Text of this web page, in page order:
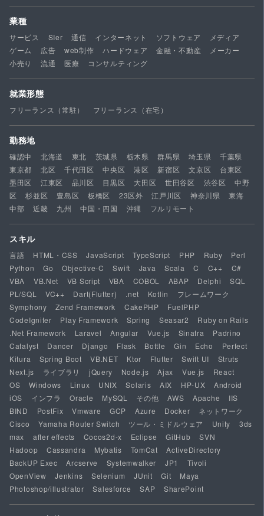
業種
サービス SIer 通信 インターネット ソフトウェア
メディア
ゲーム
広告 web制作 ハードウェア 金融・不動産
メーカー
小売り
流通 医療 コンサルティング
就業形態
フリーランス（常駐） フリーランス（在宅）
勤務地
確認中 北海道 東北 茨城県 栃木県 群馬県 埼玉県
千葉県
東京都
北区 千代田区 中央区 港区 新宿区 文京区
台東区
墨田区
江東区 品川区 目黒区 大田区 世田谷区 渋谷区
中野
区
杉並区 豊島区 板橋区 23区外 江戸川区 神奈川県
東海
中部
近畿 九州 中国・四国 沖縄 フルリモート
スキル
言語 HTML・CSS JavaScript TypeScript PHP Ruby
Perl
Python
Go Objective-C Swift Java Scala C C++
C#
VBA
VB.Net VB Script VBA COBOL ABAP Delphi
SQL
PL/SQL
VC++ Dart(Flutter) .net Kotlin
フレームワーク
Symphony
Zend Framework CakePHP
FuelPHP
CodeIgniter
Play Framework Spring Seasar2
Ruby on Rails
.Net Framework
Laravel Angular Vue.js Sinatra
Padrino
Catalyst
Dancer Django Flask Bottle Gin Echo
Perfect
Kitura
Spring Boot VB.NET Ktor Flutter Swift UI
Struts
Next.js
ライブラリ jQuery Node.js Ajax Vue.js
React
OS
Windows Linux UNIX Solaris AIX HP-UX
Android
iOS
インフラ Oracle MySQL その他 AWS Apache
IIS
BIND
PostFix Vmware GCP Azure Docker
ネットワーク
Cisco
Yamaha Router Switch ツール・ミドルウェア Unity
3ds
max
after effects Cocos2d-x Eclipse GitHub
SVN
Hadoop
Cassandra Mybatis TomCat
ActiveDirectory
BackUP Exec
Arcserve Systemwalker JP1
Tivoli
OpenView
Jenkins Selenium JUnit Git
Maya
Photoshop/illustrator
Salesforce SAP SharePoint